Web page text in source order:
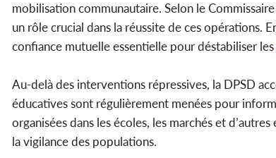
mobilisation communautaire. Selon le
un rôle crucial dans la réussite de ces opérations.
confiance mutuelle essentielle pour déstabiliser les
Au-delà des interventions répressives, la DPSD
éducatives sont régulièrement menées pour
organisées dans les écoles, les marchés et
la vigilance des populations.